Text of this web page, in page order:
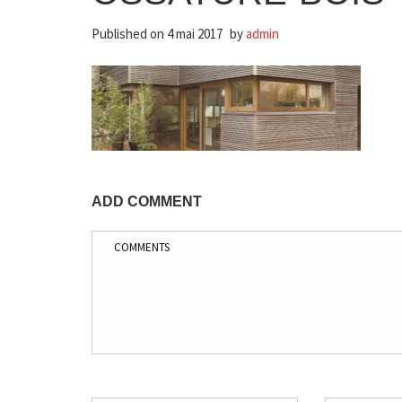
Published on 4 mai 2017 byadmin
ADD COMMENT